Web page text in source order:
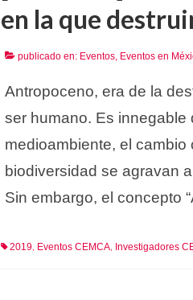
en la que
publicado en: Eventos, Eventos en
Antropoceno, era de la
ser humano. Es innegable
medioambiente, el cambio
biodiversidad se agravan
Sin embargo, el concepto
2019, Eventos CEMCA, Investigadores